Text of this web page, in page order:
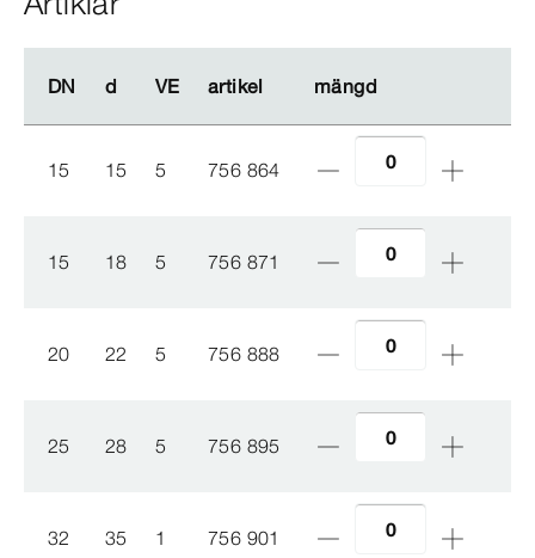
DN d VE artikel mängd
DN d VE artikel mängd
15 15 5 756 864
15 18 5 756 871
20 22 5 756 888
25 28 5 756 895
32 35 1 756 901